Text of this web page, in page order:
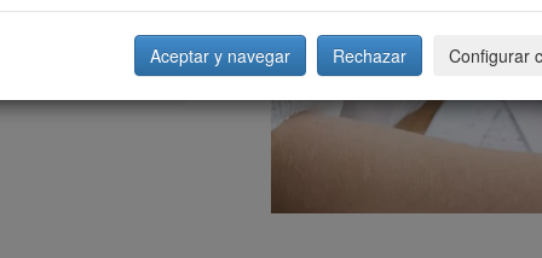
Aceptar y navegar Rechazar Configurar